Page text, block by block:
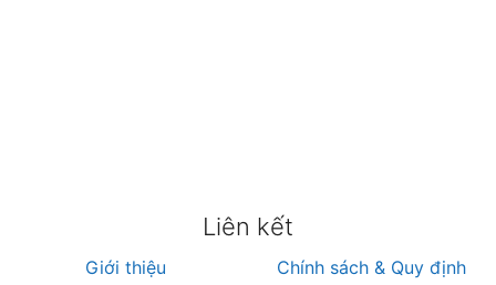
Liên kết
Giới thiệu
Chính sách & Quy định